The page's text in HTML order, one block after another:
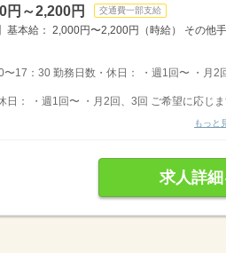
円～2,200円 交通費一部支給
基本給： 2,000円〜2,200円（時給） その他
〜17：30 勤務日数・休日： ・週1回〜 ・月2
日： ・週1回〜 ・月2回、3回 ご希望に応じ
もっと
求人詳